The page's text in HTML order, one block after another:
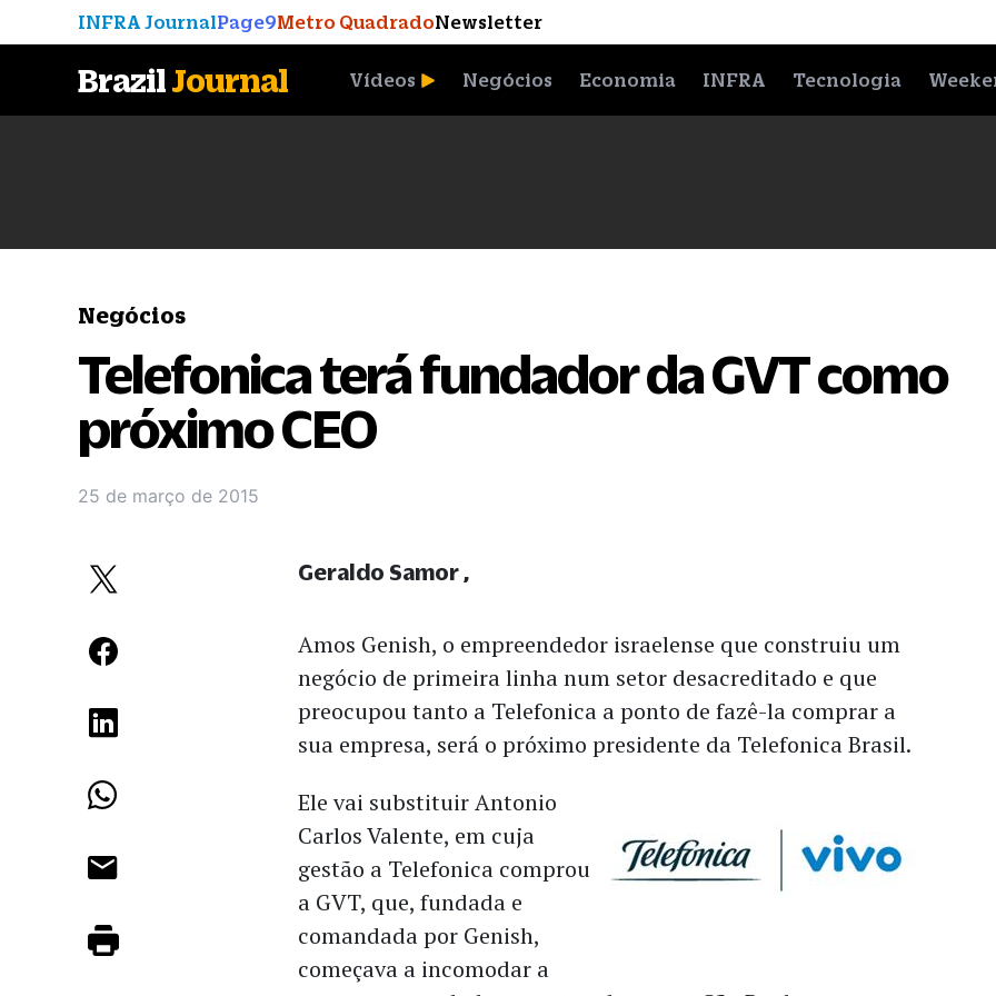
INFRA JournalPage9Metro QuadradoNewsletter
BrazilJournal Vídeos Negócios Economia INFRA Tecnologia
Negócios
Telefonica terá fundador da GVT como
próximo CEO
25 de março de 2015
Amos Genish, o empreendedor israelense que construiu um
negócio de primeira linha num setor desacreditado e que
preocupou tanto a Telefonica a ponto de fazê-la comprar a
sua empresa, será o próximo presidente da Telefonica Brasil.
Ele vai substituir Antonio
Carlos Valente, em cuja
gestão a Telefonica comprou
a GVT, que, fundada e
comandada por Genish,
começava a incomodar a
Geraldo Samor